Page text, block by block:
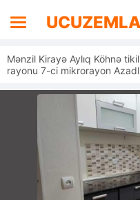
Mənzil Kirayə Aylıq Köhnə
rayonu 7-ci mikrorayon